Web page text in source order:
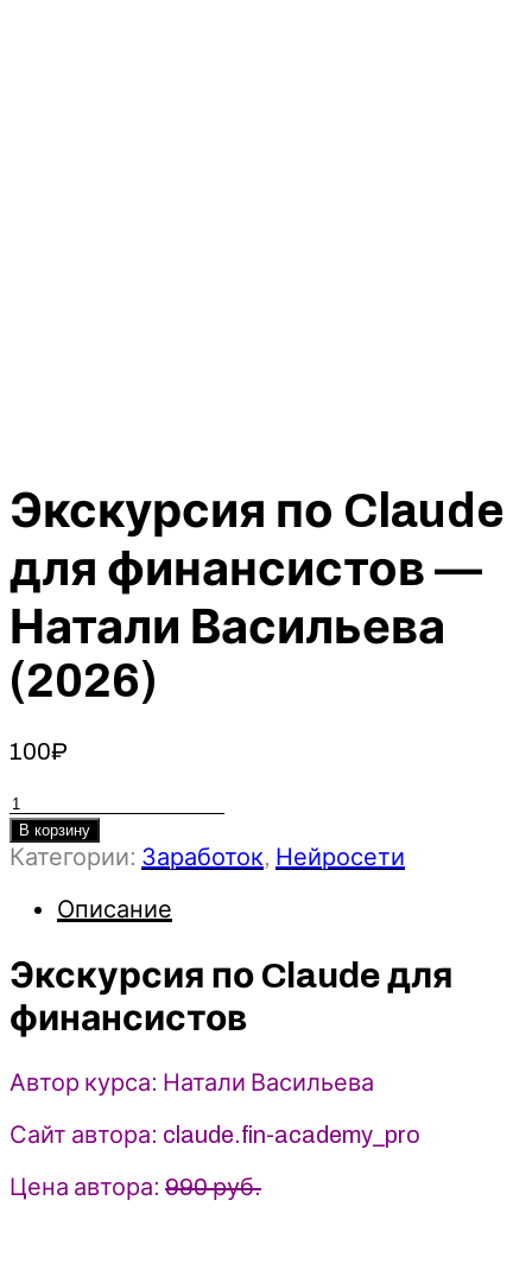
Экскурсия по Claude
для финансистов —
Натали Васильева
(2026)
100₽
Количество
товара
Экскурсия
Claude
финансистов
Натали
(2026)
В корзину
Категории: Заработок, Нейросети
Описание
Экскурсия по Claude для
финансистов
Автор курса: Натали Васильева
Сайт автора: claude.fin-academy_pro
Цена автора: 990 руб.